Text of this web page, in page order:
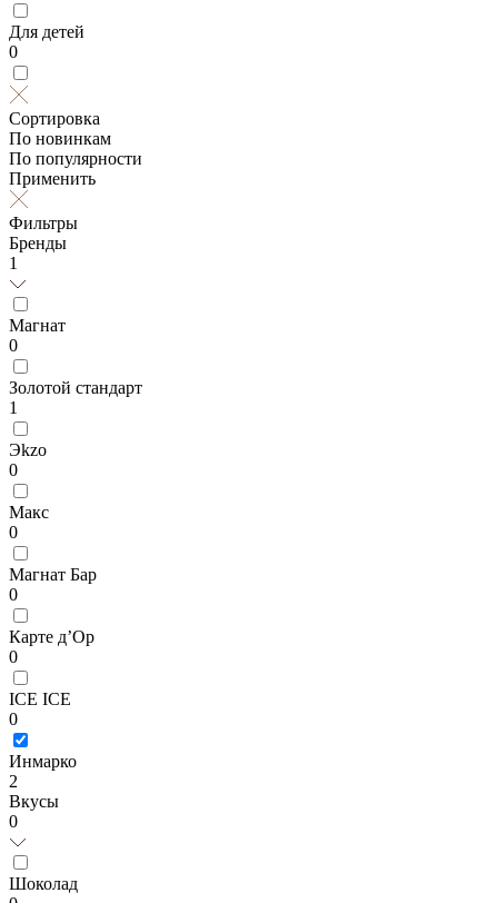
Для детей
0
Сортировка
По новинкам
По популярности
Применить
Фильтры
Бренды
1
Магнат
0
Золотой стандарт
1
Эkzо
0
Макс
0
Магнат Бар
0
Карте д’Ор
0
ICE ICE
0
Инмарко
2
Вкусы
0
Шоколад